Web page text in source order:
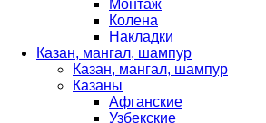
Монтаж
Колена
Накладки
Казан, мангал, шампур
Казан, мангал, шампур
Казаны
Афганские
Узбекские